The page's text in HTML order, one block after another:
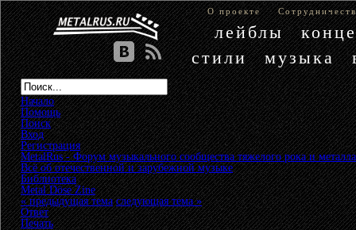
О проекте
лейблы
стили
музыка
Начало
Помощь
Поиск
Вход
Регистрация
MetalRus - Форум музыкального сообщества тяжелого рока и металла
Всё об отечественной и зарубежной музыке»
Библиотека»
Metal Döse Zine
« предыдущая тема следующая тема »
Ответ
Печать